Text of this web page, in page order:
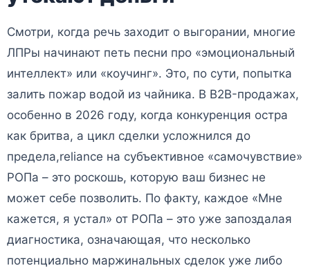
Смотри, когда речь заходит о выгорании, многие
ЛПРы начинают петь песни про «эмоциональный
интеллект» или «коучинг». Это, по сути, попытка
залить пожар водой из чайника. В B2B-продажах,
особенно в 2026 году, когда конкуренция остра
как бритва, а цикл сделки усложнился до
предела,reliance на субъективное «самочувствие»
РОПа – это роскошь, которую ваш бизнес не
может себе позволить. По факту, каждое «Мне
кажется, я устал» от РОПа – это уже запоздалая
диагностика, означающая, что несколько
потенциально маржинальных сделок уже либо